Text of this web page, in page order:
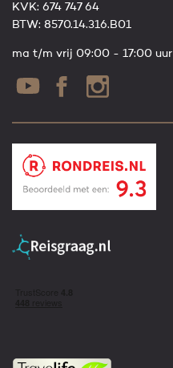
KVK: 674 747 64
BTW: 8570.14.316.B01
ma t/m vrij 09:00 - 17:00 uur